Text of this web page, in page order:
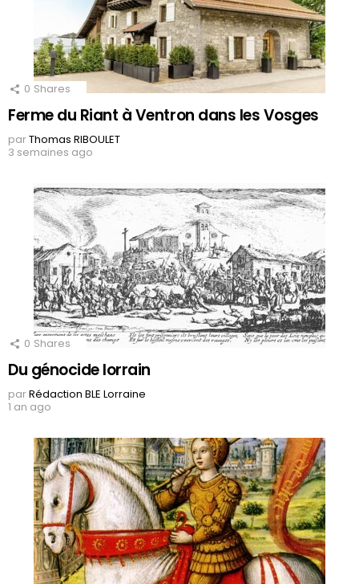
0 Shares
Ferme du Riant à Ventron dans les Vosges
parThomas RIBOULET
3 semaines ago
0 Shares
Du génocide lorrain
parRédaction BLE Lorraine
1 an ago